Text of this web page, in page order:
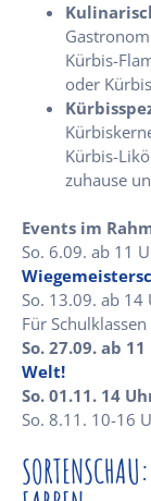
Kürbis-
oder
Kürbis-
zuhause
Events im
So. 6.09. ab 11
So. 13.09. ab 14
Für
So. 27.09. ab
Welt!
So. 01.11. 14
So. 8.11. 10-16